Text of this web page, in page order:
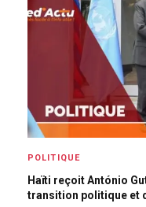
POLITIQUE
Haïti reçoit António
transition politique et